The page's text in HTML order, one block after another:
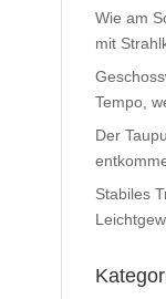
Wie am
mit
Tempo,
Der
Stabiles